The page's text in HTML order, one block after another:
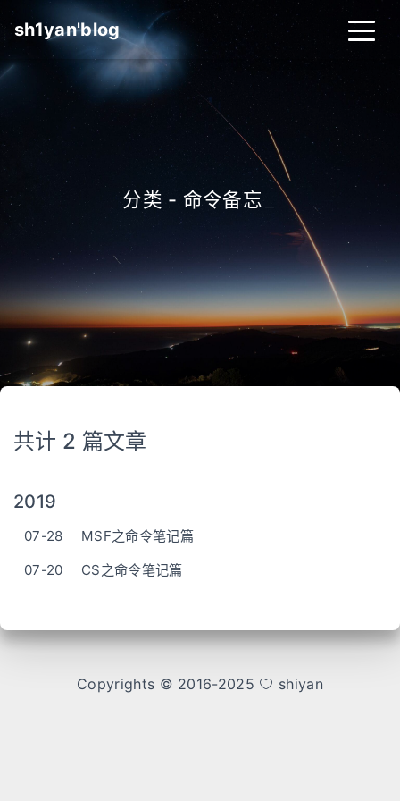
sh1yan'blog
分类 - 命令备忘
共计 2 篇文章
2019
07-28
MSF之命令笔记篇
07-20
CS之命令笔记篇
Copyrights © 2016-2025 shiyan